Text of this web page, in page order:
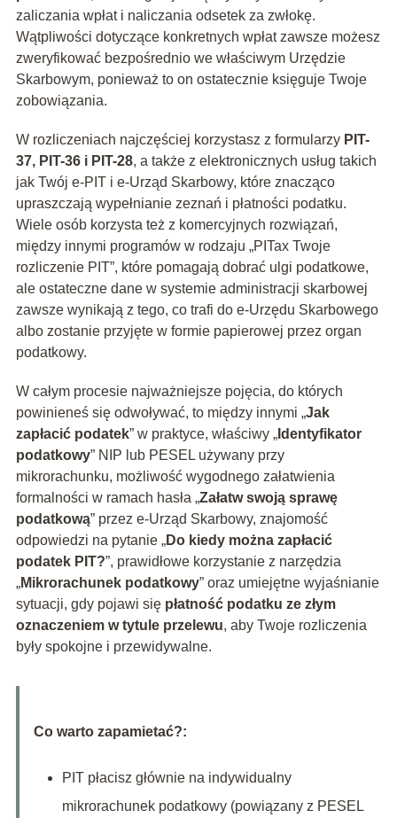
zaliczania wpłat i naliczania odsetek za zwłokę.
Wątpliwości dotyczące konkretnych wpłat zawsze możesz
zweryfikować bezpośrednio we właściwym Urzędzie
Skarbowym, ponieważ to on ostatecznie księguje Twoje
zobowiązania.
W rozliczeniach najczęściej korzystasz z formularzy PIT-
37, PIT-36 i PIT-28, a także z elektronicznych usług takich
jak Twój e-PIT i e-Urząd Skarbowy, które znacząco
upraszczają wypełnianie zeznań i płatności podatku.
Wiele osób korzysta też z komercyjnych rozwiązań,
między innymi programów w rodzaju „PITax Twoje
rozliczenie PIT”, które pomagają dobrać ulgi podatkowe,
ale ostateczne dane w systemie administracji skarbowej
zawsze wynikają z tego, co trafi do e-Urzędu Skarbowego
albo zostanie przyjęte w formie papierowej przez organ
podatkowy.
W całym procesie najważniejsze pojęcia, do których
powinieneś się odwoływać, to między innymi „Jak
zapłacić podatek” w praktyce, właściwy „Identyfikator
podatkowy” NIP lub PESEL używany przy
mikrorachunku, możliwość wygodnego załatwienia
formalności w ramach hasła „Załatw swoją sprawę
podatkową” przez e-Urząd Skarbowy, znajomość
odpowiedzi na pytanie „Do kiedy można zapłacić
podatek PIT?”, prawidłowe korzystanie z narzędzia
„Mikrorachunek podatkowy” oraz umiejętne wyjaśnianie
sytuacji, gdy pojawi się płatność podatku ze złym
oznaczeniem w tytule przelewu, aby Twoje rozliczenia
były spokojne i przewidywalne.
Co warto zapamietać?:
PIT płacisz głównie na indywidualny
mikrorachunek podatkowy (powiązany z PESEL